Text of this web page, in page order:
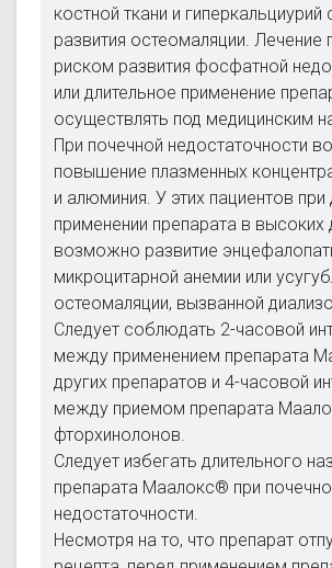
костной ткани и гиперкальциурий
развития остеомаляции. Лечение
риском развития фосфатной
или длительное применение
осуществлять под медицинским
При почечной недостаточности
повышение плазменных
и алюминия. У этих пациентов при
применении препарата в высоких
возможно развитие
микроцитарной анемии или
остеомаляции, вызванной
Следует соблюдать 2-часовой
между применением препарата
других препаратов и 4-часовой
между приемом препарата
фторхинолонов.
Следует избегать длительного
препарата Маалокс® при
недостаточности.
Несмотря на то, что препарат